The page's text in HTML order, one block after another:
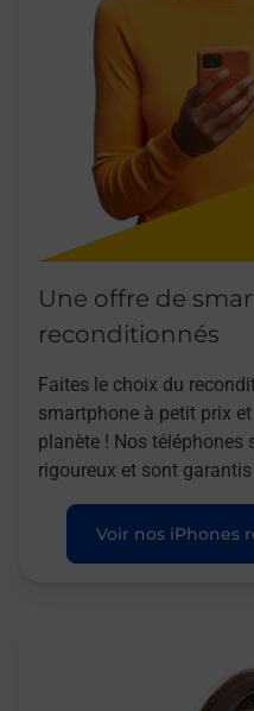
Une offre de
reconditionnés
Faites le choix du
smartphone à petit prix
planète ! Nos
rigoureux et sont
Voir nos iPhones